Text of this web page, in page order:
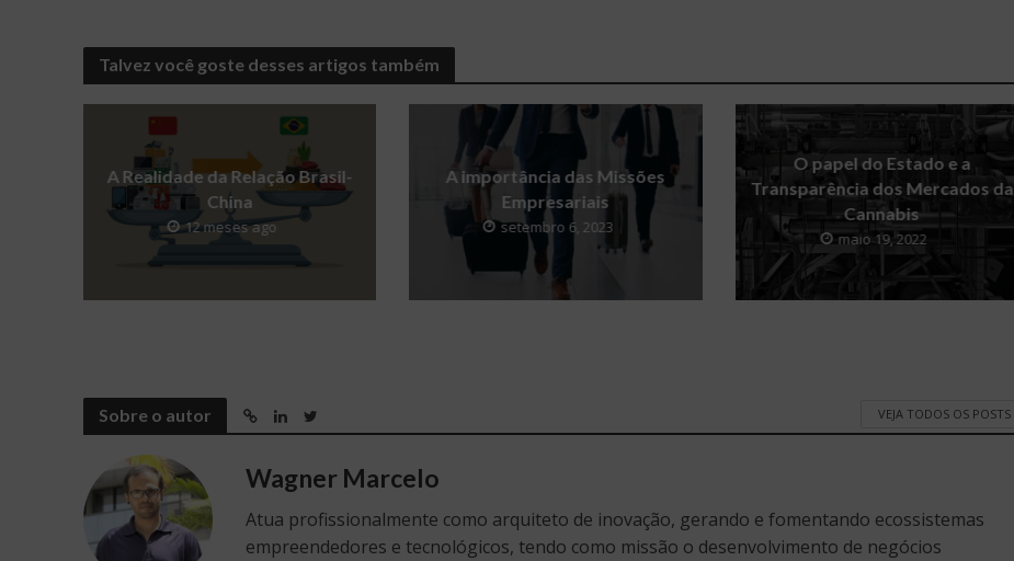
Talvez você goste desses artigos também
A Realidade da Relação Brasil-
China
12 meses ago
A importância das Missões
Empresariais
setembro 6, 2023
O papel do Estado e a
Transparência dos Mercados da
Cannabis
maio 19, 2022
Sobre o autor VEJA TODOS OS POSTS
Wagner Marcelo
Atua profissionalmente como arquiteto de inovação, gerando e fomentando ecossistemas
empreendedores e tecnológicos, tendo como missão o desenvolvimento de negócios